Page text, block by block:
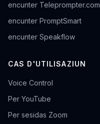
encunter Teleprompter.com
encunter PromptSmart
encunter Speakflow
CAS D'UTILISAZIUN
Voice Control
Per YouTube
Per sesidas Zoom